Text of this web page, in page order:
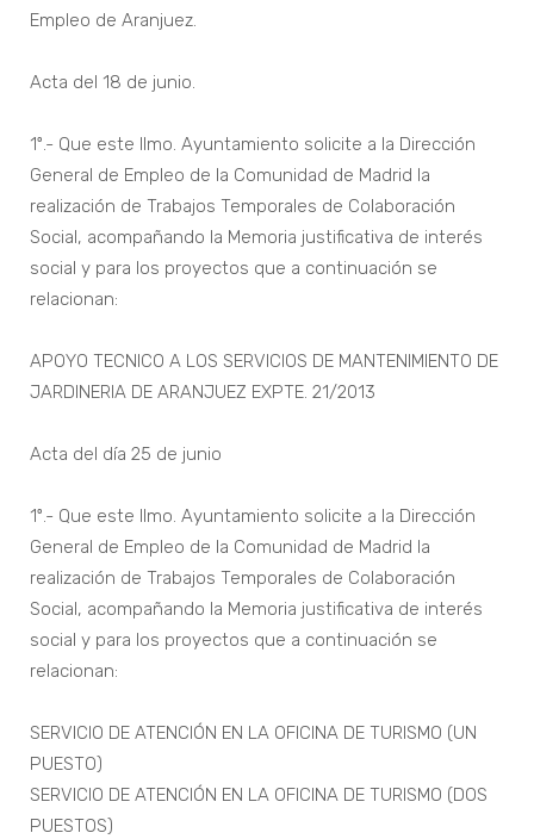
Empleo de Aranjuez.
Acta del 18 de junio.
1º.- Que este Ilmo. Ayuntamiento solicite a la Dirección
General de Empleo de la Comunidad de Madrid la
realización de Trabajos Temporales de Colaboración
Social, acompañando la Memoria justificativa de interés
social y para los proyectos que a continuación se
relacionan:
APOYO TECNICO A LOS SERVICIOS DE MANTENIMIENTO DE
JARDINERIA DE ARANJUEZ EXPTE. 21/2013
Acta del día 25 de junio
1º.- Que este Ilmo. Ayuntamiento solicite a la Dirección
General de Empleo de la Comunidad de Madrid la
realización de Trabajos Temporales de Colaboración
Social, acompañando la Memoria justificativa de interés
social y para los proyectos que a continuación se
relacionan:
SERVICIO DE ATENCIÓN EN LA OFICINA DE TURISMO (UN
PUESTO)
SERVICIO DE ATENCIÓN EN LA OFICINA DE TURISMO (DOS
PUESTOS)